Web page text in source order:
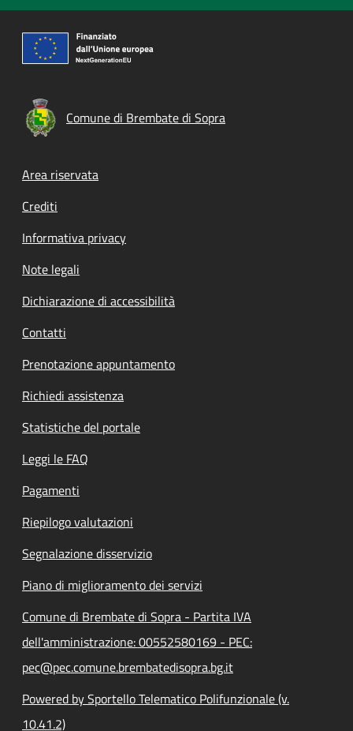
Comune di Brembate di Sopra
Footer menu
Area riservata
Crediti
Informativa privacy
Note legali
Dichiarazione di accessibilità
Contatti
Prenotazione appuntamento
Richiedi assistenza
Statistiche del portale
Leggi le FAQ
Pagamenti
Riepilogo valutazioni
Segnalazione disservizio
Piano di miglioramento dei servizi
Comune di Brembate di Sopra - Partita IVA
dell'amministrazione: 00552580169 - PEC:
pec@pec.comune.brembatedisopra.bg.it
Powered by Sportello Telematico Polifunzionale (v.
10.41.2)